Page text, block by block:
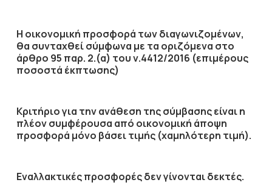
Η οικονομική προσφορά των διαγωνιζομένων,
θα συνταχθεί σύμφωνα με τα οριζόμενα στο
άρθρο 95 παρ. 2.(α) του ν.4412/2016 (επιμέρους
ποσοστά έκπτωσης)
Κριτήριο για την ανάθεση της σύμβασης είναι η
πλέον συμφέρουσα από οικονομική άποψη
προσφορά μόνο βάσει τιμής (χαμηλότερη τιμή).
Εναλλακτικές προσφορές δεν γίνονται δεκτές.